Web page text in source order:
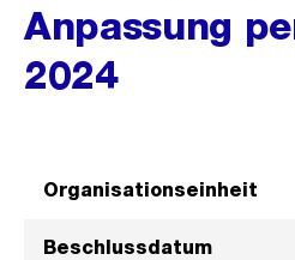
Anpassung
2024
Organisationseinheit
Beschlussdatum